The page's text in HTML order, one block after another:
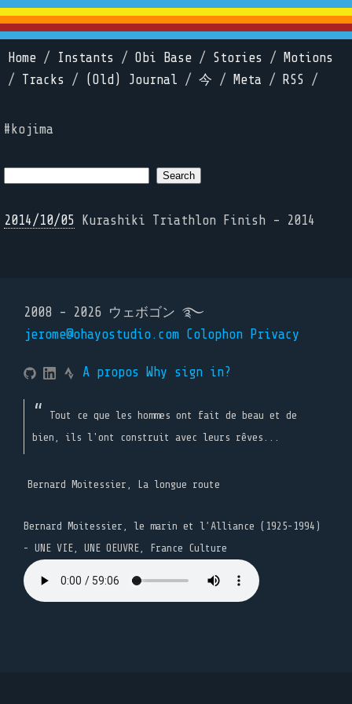
Home / Instants / Obi Base / Stories /
Motions
/ Tracks / (Old) Journal / 今 / Meta / RSS /
#kojima
2014/10/05 Kurashiki Triathlon Finish - 2014
2008 - 2026 ウェボゴン ࿐
jerome@ohayostudio.com Colophon Privacy
A propos Why sign in?
Tout ce que les hommes ont fait de beau et de
bien, ils l'ont construit avec leurs rêves...
Bernard Moitessier, La longue route
Bernard Moitessier, le marin et l’Alliance (1925-1994)
- UNE VIE, UNE OEUVRE, France Culture